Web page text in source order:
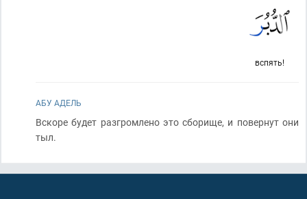
вспять!
АБУ АДЕЛЬ
Вскоре будет разгромлено это сборище, и повернут они
тыл.